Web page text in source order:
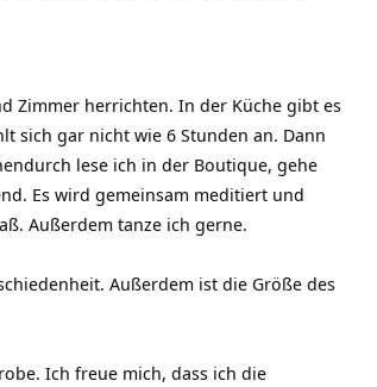
Zimmer herrichten. In der Küche gibt es
sich gar nicht wie 6 Stunden an. Dann
lese ich in der Boutique, gehe
Es wird gemeinsam meditiert und
Außerdem tanze ich gerne.
Außerdem ist die Größe des
Ich freue mich, dass ich die